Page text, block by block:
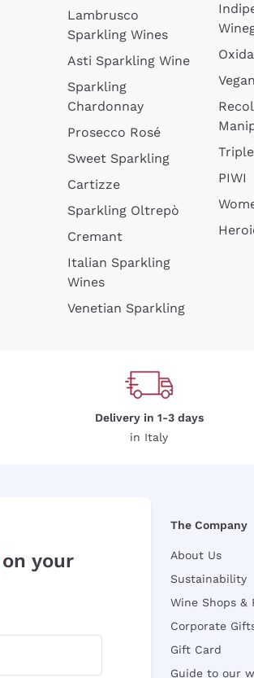
Lambrusco
Sparkling Wines
Asti Sparkling Wine
Sparkling
Chardonnay
Prosecco Rosé
Sweet Sparkling
Cartizze
Sparkling Oltrepò
Cremant
Italian Sparkling
Wines
Venetian Sparkling
PIWI
Delivery in 1-3 days
in Italy
on your
The Company
About Us
Sustainability
Wine Shops &
Corporate
Gift Card
Guide to our